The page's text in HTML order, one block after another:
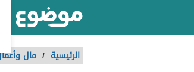
الرئيسية / مال